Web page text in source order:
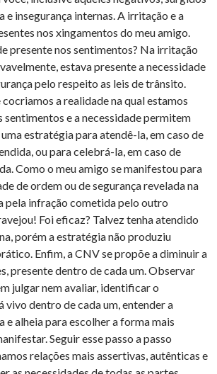
e insegurança internas. A irritação e a
nos xingamentos do meu amigo.
presente nos sentimentos? Na irritação
estava presente a necessidade
pelo respeito as leis de trânsito.
a realidade na qual estamos
sentimentos e a necessidade permitem
estratégia para atendê-la, em caso de
ou para celebrá-la, em caso de
Como o meu amigo se manifestou para
de ordem ou de segurança revelada na
pela infração cometida pelo outro
Foi eficaz? Talvez tenha atendido
porém a estratégia não produziu
Enfim, a CNV se propõe a diminuir a
presente dentro de cada um. Observar
julgar nem avaliar, identificar o
vivo dentro de cada um, entender a
e alheia para escolher a forma mais
Seguir esse passo a passo
relações mais assertivas, autênticas e